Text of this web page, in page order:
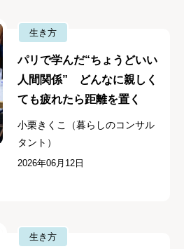
生き方
パリで学んだ“ちょうどいい
人間関係” どんなに親しく
ても疲れたら距離を置く
小栗きくこ（暮らしのコンサル
タント）
2026年06月12日
生き方